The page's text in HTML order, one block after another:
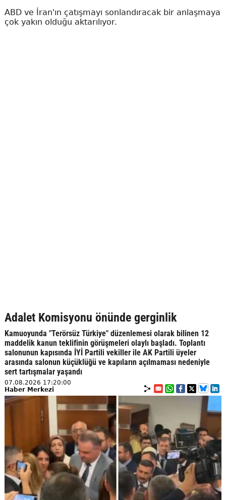
ABD ve İran'ın çatışmayı sonlandıracak bir anlaşmaya
çok yakın olduğu aktarılıyor.
Adalet Komisyonu önünde gerginlik
Kamuoyunda "Terörsüz Türkiye" düzenlemesi olarak bilinen 12
maddelik kanun teklifinin görüşmeleri olaylı başladı. Toplantı
salonunun kapısında İYİ Partili vekiller ile AK Partili üyeler
arasında salonun küçüklüğü ve kapıların açılmaması nedeniyle
sert tartışmalar yaşandı
07.08.2026 17:20:00
Haber Merkezi